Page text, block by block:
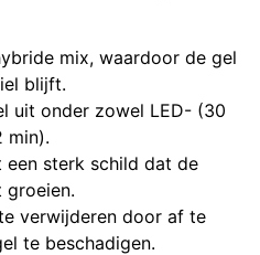
mix, waardoor de gel
blijft.
uit onder zowel LED- (30
min).
een sterk schild dat de
groeien.
verwijderen door af te
te beschadigen.